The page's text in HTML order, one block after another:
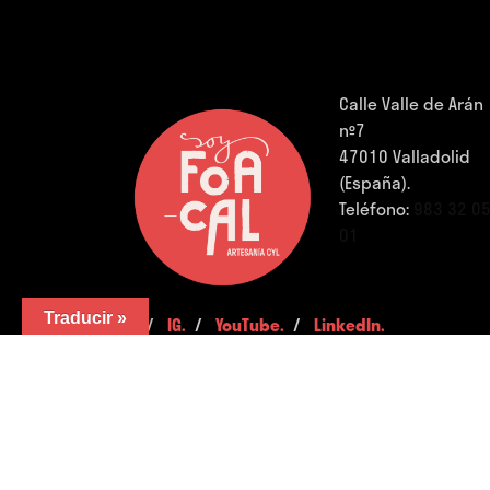
Calle Valle de Arán
nº7
47010 Valladolid
(España).
Teléfono:
FB. /IG. /YouTube. /LinkedIn.
Traducir »